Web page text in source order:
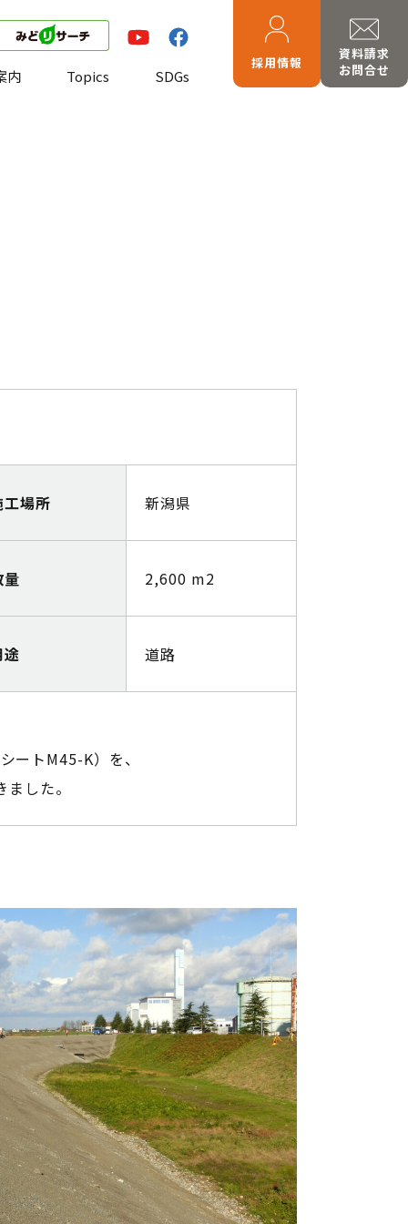
採用情報
資料請求
お問合せ
内 Topics SDGs
工場所 新潟県
量 2,600 m2
途 道路
ートM45-K）を、
した。